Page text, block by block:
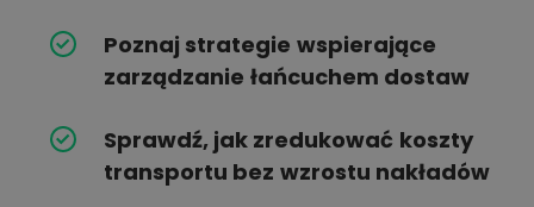
Poznaj strategie wspierające
zarządzanie łańcuchem dostaw
Sprawdź, jak zredukować koszty
transportu bez wzrostu nakładów